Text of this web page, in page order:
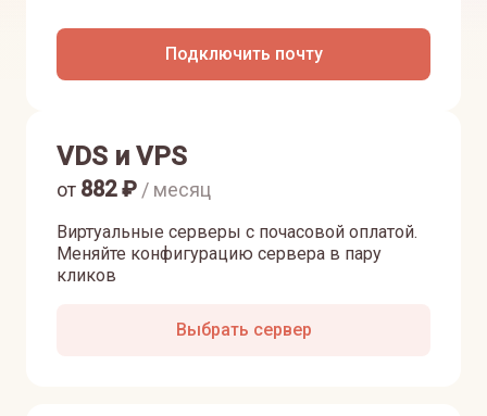
Подключить почту
VDS и VPS
Виртуальные серверы с почасовой оплатой.
Меняйте конфигурацию сервера в пару
кликов
от 882₽ / месяц
Выбрать сервер